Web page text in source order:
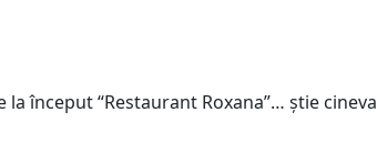
la început “Restaurant Roxana”… știe cineva